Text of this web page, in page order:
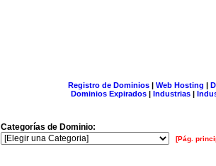
Registro de Dominios| Web Hosting |
Dominios Expirados | Industrias |
Categorías de Dominio:
[Pág.